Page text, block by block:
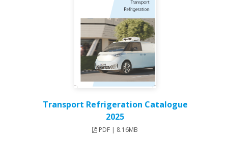
Transport Refrigeration Catalogue
2025
PDF | 8.16MB